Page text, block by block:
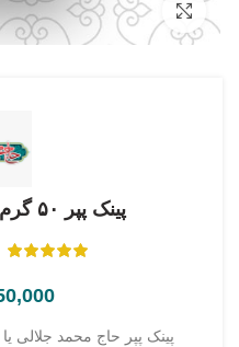
بزرگنمایی تصویر
پینک پپر ۵۰ گرم حاج محمد جلالی
پینک پپر حاج محمد جلالی